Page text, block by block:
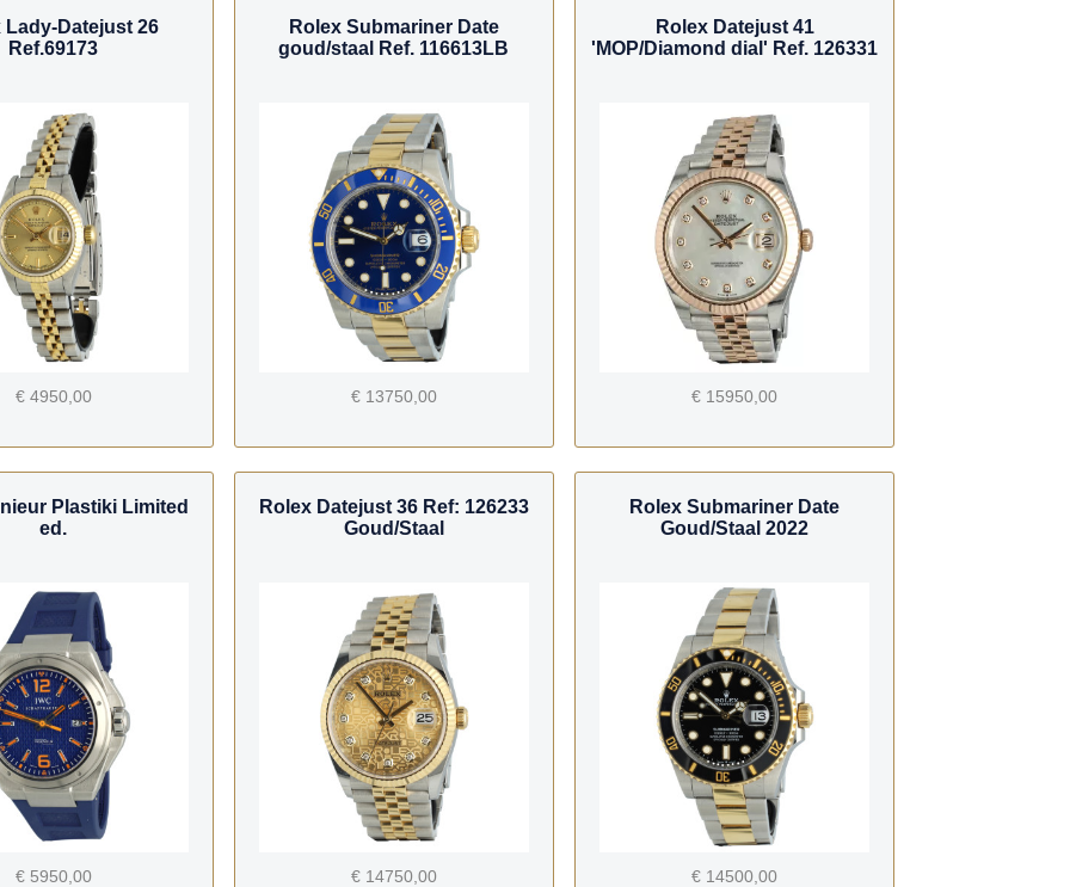
Lady-Datejust 26
Ref.69173
€ 4950,00
Rolex Submariner Date
goud/staal Ref. 116613LB
€ 13750,00
Rolex Datejust 41
'MOP/Diamond dial' Ref. 126331
€ 15950,00
Plastiki Limited
ed.
€ 5950,00
Rolex Datejust 36 Ref: 126233
Goud/Staal
€ 14750,00
Rolex Submariner Date
Goud/Staal 2022
€ 14500,00